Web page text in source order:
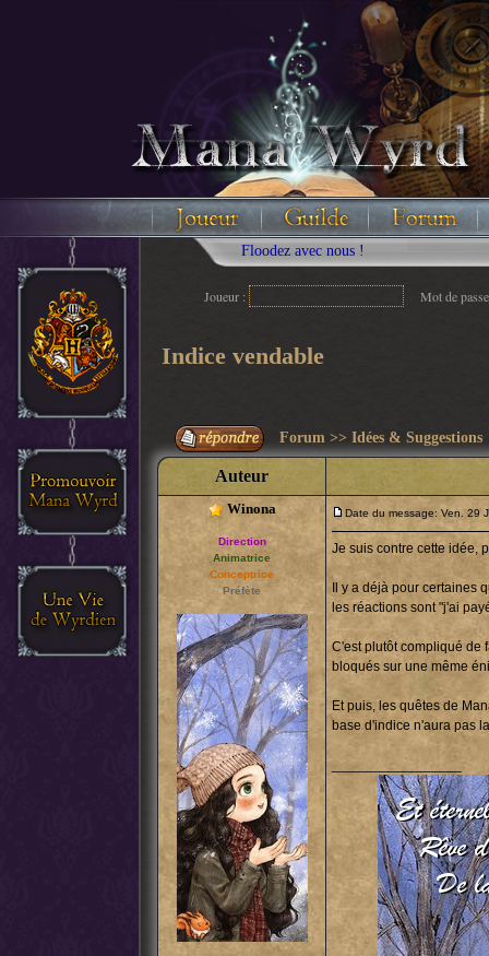
Floodez avec nous !
Joueur : Mot de
Indice vendable
Forum >> Idées & Suggestions
Auteur
Winona
Direction
Animatrice
Conceptrice
Préfète
Date du message: Ven. 29
Je suis contre cette idée,
Il y a déjà pour certaines
les réactions sont "j'ai
C'est plutôt compliqué de
bloqués sur une même
Et puis, les quêtes de
base d'indice n'aura pas
_________________